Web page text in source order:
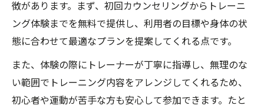
徴があります。まず、初回カウンセリングからトレーニ
ング体験までを無料で提供し、利用者の目標や身体の状
態に合わせて最適なプランを提案してくれる点です。
また、体験の際にトレーナーが丁寧に指導し、無理のな
い範囲でトレーニング内容をアレンジしてくれるため、
初心者や運動が苦手な方も安心して参加できます。たと